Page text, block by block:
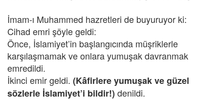
İmam-ı Muhammed hazretleri de buyuruyor ki:
Cihad emri şöyle geldi:
Önce, İslamiyet’in başlangıcında müşriklerle
karşılaşmamak ve onlara yumuşak davranmak
emredildi.
İkinci emir geldi. (Kâfirlere yumuşak ve güzel
sözlerle İslamiyet’i bildir!) denildi.